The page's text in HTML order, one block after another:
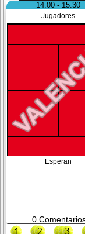
14:00 - 15:30
Jugadores
Esperan
0